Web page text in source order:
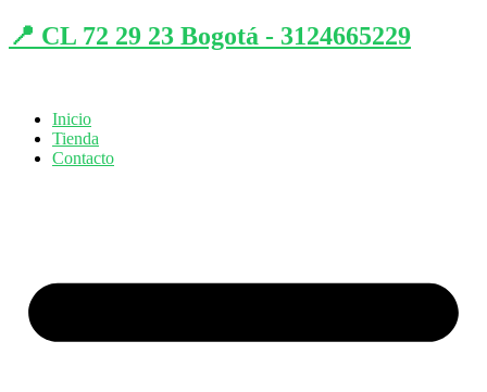
📍 CL 72 29 23 Bogotá - 3124665229
Inicio
Tienda
Contacto